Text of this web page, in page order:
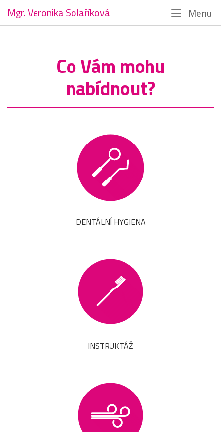
content
Home
Mgr. Veronika Solaříková Menu
Co Vám mohu
nabídnout?
DENTÁLNÍ HYGIENA
INSTRUKTÁŽ